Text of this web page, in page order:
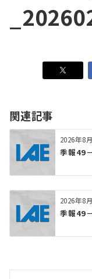
関連記事
2026年8
季報49
2026年8
季報49